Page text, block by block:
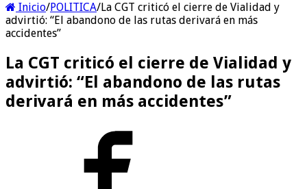
Inicio/POLITICA/La CGT criticó el cierre de Vialidad y
advirtió: “El abandono de las rutas derivará en más
accidentes”
La CGT criticó el cierre de Vialidad y
advirtió: “El abandono de las rutas
derivará en más accidentes”